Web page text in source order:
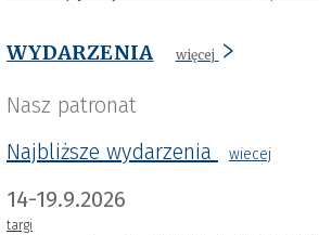
WYDARZENIA więcej
Nasz patronat
Najbliższe wydarzenia
wiecej
14-19.9.2026
targi